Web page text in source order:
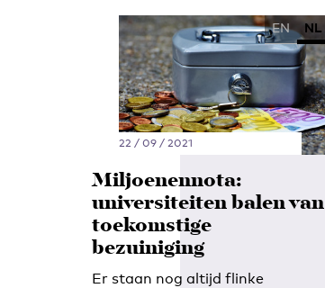
EN NL
22 / 09 / 2021
Miljoenennota:
universiteiten balen van
toekomstige
bezuiniging
Er staan nog altijd flinke